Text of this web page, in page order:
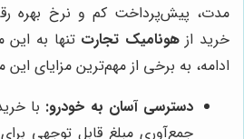
مدت، پیش‌پرداخت کم و نرخ بهره
خرید ازهونامیک تجارت تنها به
ادامه، به برخی از مهم‌ترین مزایای
دسترسی آسان به خودرو: با
جمع‌آوری مبلغ قابل توجهی